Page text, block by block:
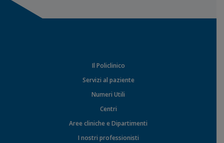
Il Policlinico
Servizi al paziente
Numeri Utili
Centri
Aree cliniche e Dipartimenti
I nostri professionisti